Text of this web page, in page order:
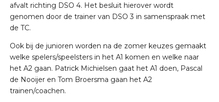
afvalt richting DSO 4. Het besluit hierover wordt
genomen door de trainer van DSO 3 in samenspraak met
de TC.
Ook bij de junioren worden na de zomer keuzes gemaakt
welke spelers/speelsters in het A1 komen en welke naar
het A2 gaan. Patrick Michielsen gaat het A1 doen, Pascal
de Nooijer en Tom Broersma gaan het A2
trainen/coachen.